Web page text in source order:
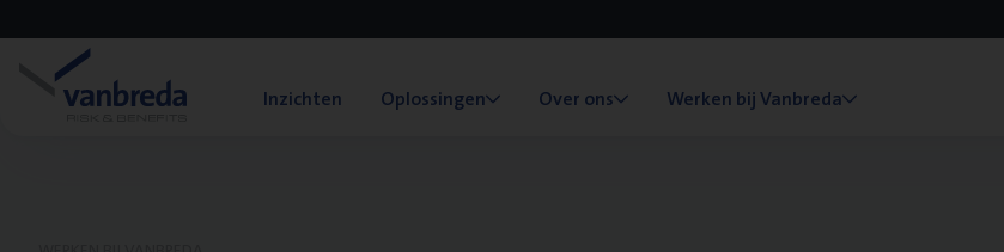
Inzichten Oplossingen Over ons Werken bij Vanbreda